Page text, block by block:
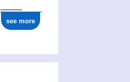
see more